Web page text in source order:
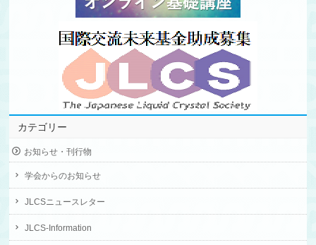
カテゴリー
お知らせ・刊行物
学会からのお知らせ
JLCSニュースレター
JLCS-Information